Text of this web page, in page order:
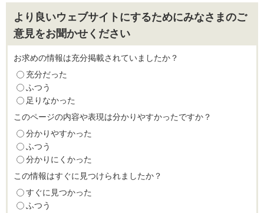
より良いウェブサイトにするためにみなさまのご
意見をお聞かせください
お求めの情報は充分掲載されていましたか？
充分だった
ふつう
足りなかった
このページの内容や表現は分かりやすかったですか？
分かりやすかった
ふつう
分かりにくかった
この情報はすぐに見つけられましたか？
すぐに見つかった
ふつう